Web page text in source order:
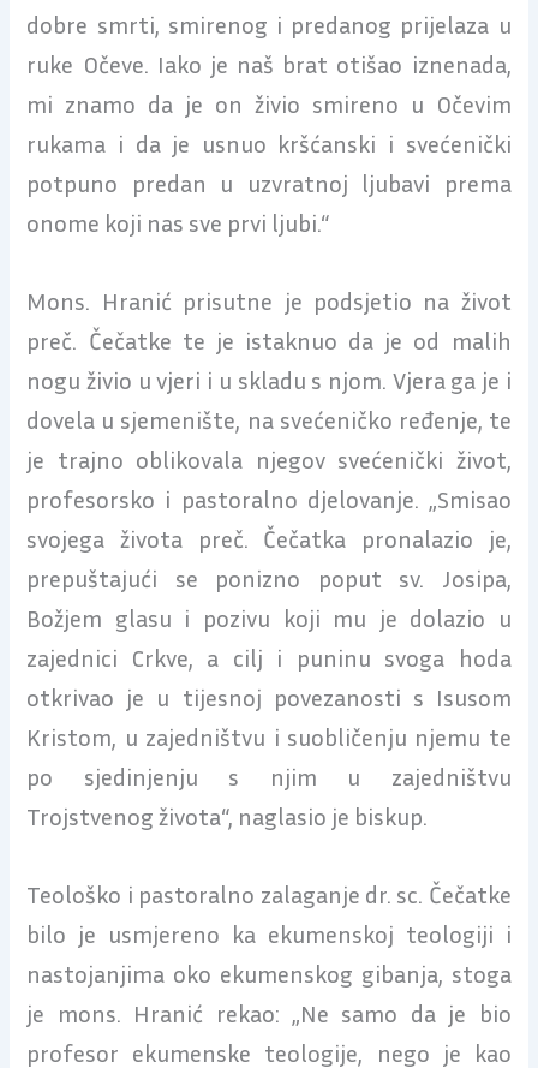
dobre smrti, smirenog i predanog prijelaza u
ruke Očeve. Iako je naš brat otišao iznenada,
mi znamo da je on živio smireno u Očevim
rukama i da je usnuo kršćanski i svećenički
potpuno predan u uzvratnoj ljubavi prema
onome koji nas sve prvi ljubi.“
Mons. Hranić prisutne je podsjetio na život
preč. Čečatke te je istaknuo da je od malih
nogu živio u vjeri i u skladu s njom. Vjera ga je i
dovela u sjemenište, na svećeničko ređenje, te
je trajno oblikovala njegov svećenički život,
profesorsko i pastoralno djelovanje. „Smisao
svojega života preč. Čečatka pronalazio je,
prepuštajući se ponizno poput sv. Josipa,
Božjem glasu i pozivu koji mu je dolazio u
zajednici Crkve, a cilj i puninu svoga hoda
otkrivao je u tijesnoj povezanosti s Isusom
Kristom, u zajedništvu i suobličenju njemu te
po sjedinjenju s njim u zajedništvu
Trojstvenog života“, naglasio je biskup.
Teološko i pastoralno zalaganje dr. sc. Čečatke
bilo je usmjereno ka ekumenskoj teologiji i
nastojanjima oko ekumenskog gibanja, stoga
je mons. Hranić rekao: „Ne samo da je bio
profesor ekumenske teologije, nego je kao